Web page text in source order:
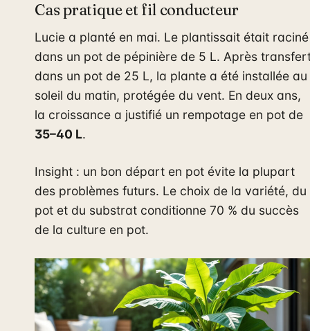
Cas pratique et fil conducteur
Lucie a planté en mai. Le plantissait était raciné
dans un pot de pépinière de 5 L. Après
dans un pot de 25 L, la plante a été installée au
soleil du matin, protégée du vent. En deux ans,
la croissance a justifié un rempotage en pot de
35–40 L.
Insight : un bon départ en pot évite la plupart
des problèmes futurs. Le choix de la variété, du
pot et du substrat conditionne 70 % du succès
de la culture en pot.